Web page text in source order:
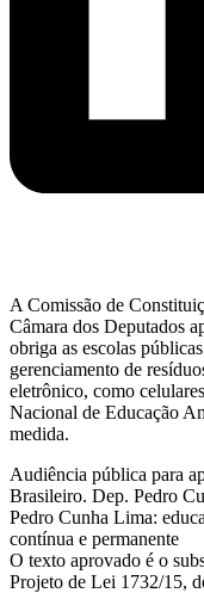
A Comissão de
Câmara dos Deputados
obriga as escolas
gerenciamento de
eletrônico, como
Nacional de Educação
medida.
Audiência pública para
Brasileiro. Dep. Pedro
Pedro Cunha Lima:
contínua e permanente
O texto aprovado é o
Projeto de Lei 1732/15,